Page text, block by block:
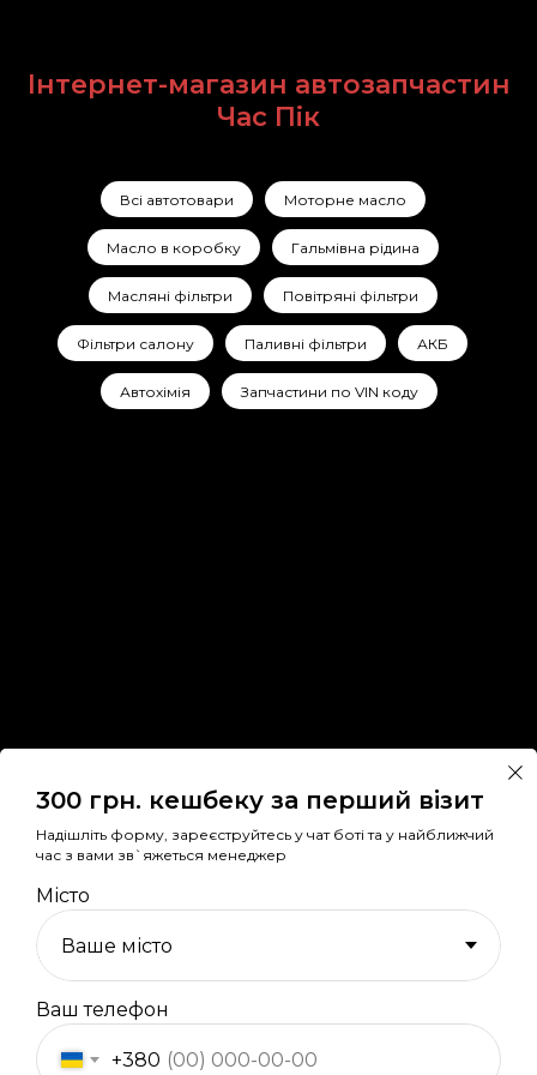
Інтернет-магазин автозапчастин
Час Пік
Всі автотовари Моторне масло
Масло в коробку Гальмівна рідина
Масляні фільтри Повітряні фільтри
Фільтри салону Паливні фільтри АКБ
Автохімія Запчастини по VIN коду
CHASPIKCHE.COM.UA
© Усі права захищенні 2024. Автосервіс та магазин
300 грн. кешбеку за перший візит
Надішліть форму, зареєструйтесь у чат боті та у найближчий
час з вами зв`яжеться менеджер
Місто
Ваш телефон
+380